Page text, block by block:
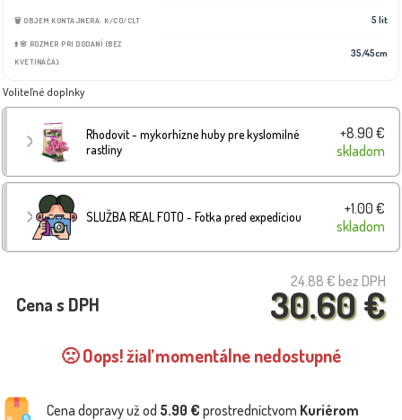
🗑️ OBJEM KONTAJNERA: K/CO/CLT 5 lit
⬆️🌸 ROZMER PRI DODANÍ (BEZ
KVETINÁČA):
35/45cm
Voliteľné doplnky
Rhodovit - mykorhízne huby pre kyslomilné
rastliny
+8.90 €
skladom
SLUŽBA REAL FOTO - Fotka pred expedíciou
+1.00 €
skladom
24.88 € bez DPH
30.60 €
Cena s DPH
🙁 Oops! žiaľ momentálne nedostupné
Cena dopravy už od 5.90 € prostredníctvom Kuriérom